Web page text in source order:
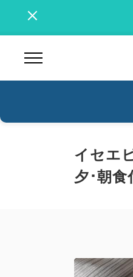
イセエ
夕･朝食